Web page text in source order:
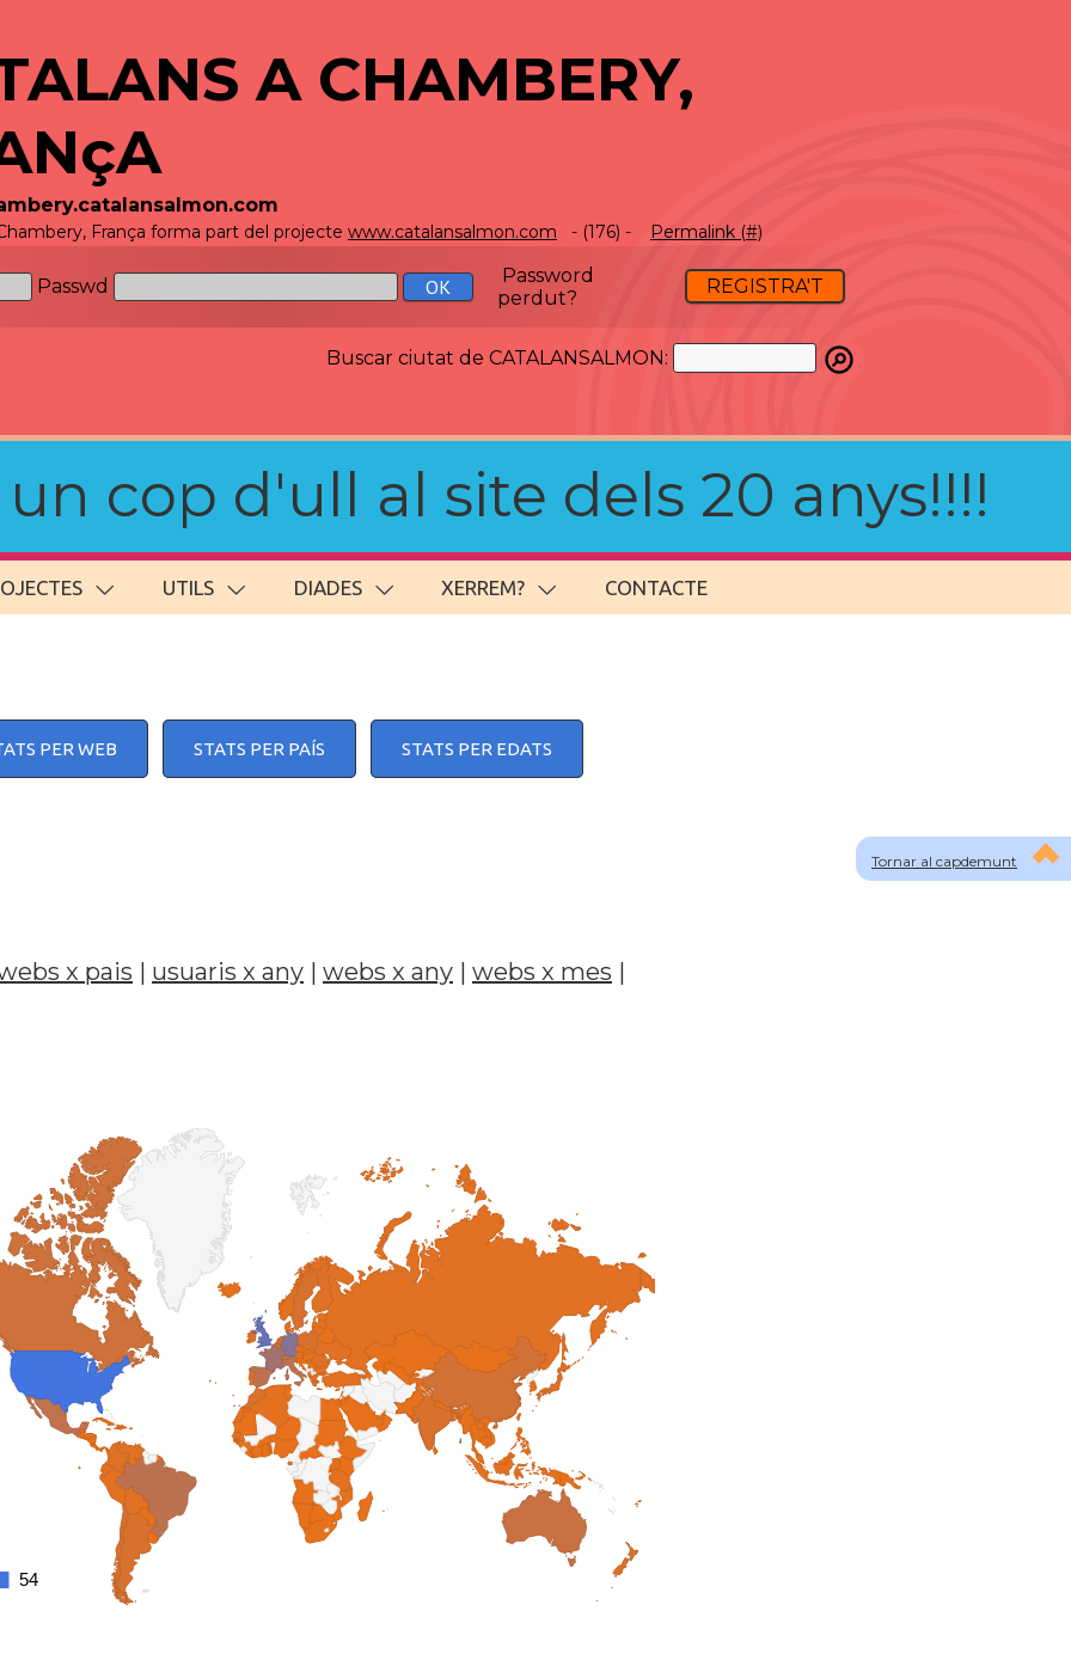
A CHAMBERY,
França forma part del projecte www.catalansalmon.com - (176) - Permalink (#)
Passwd
Password
perdut?
REGISTRA'T
Buscar ciutat de CATALANSALMON:
cop d'ull al site dels 20 anys!!!!
UTILS DIADES XERREM? CONTACTE
Tornar al capdemunt
PER WEB STATS PER PAÍS STATS PER EDATS
x pais | usuaris x any | webs x any | webs x mes |
54
54